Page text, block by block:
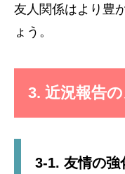
友人関係はより豊
ょう。
3. 近況報告
3-1. 友情の強